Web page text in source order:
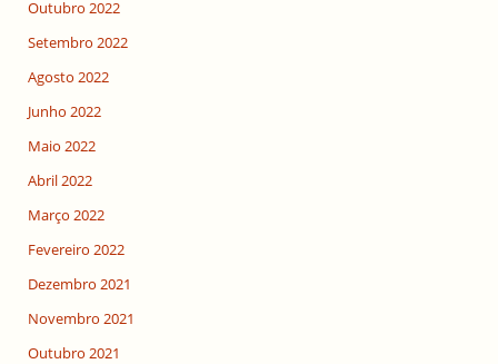
Outubro 2022
Setembro 2022
Agosto 2022
Junho 2022
Maio 2022
Abril 2022
Março 2022
Fevereiro 2022
Dezembro 2021
Novembro 2021
Outubro 2021